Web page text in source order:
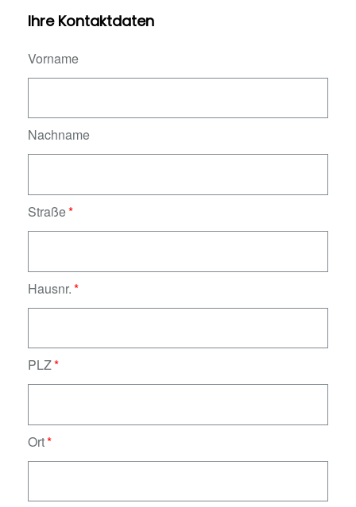
Ihre Kontaktdaten
Vorname
Nachname
Straße
Hausnr.
PLZ
Ort